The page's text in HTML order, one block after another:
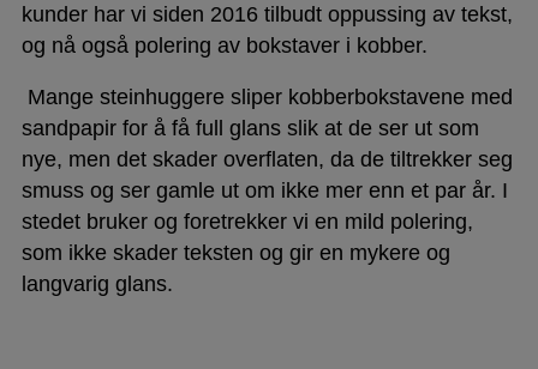
kunder har vi siden 2016 tilbudt oppussing av tekst,
og nå også polering av bokstaver i kobber.
Mange steinhuggere sliper kobberbokstavene med
sandpapir for å få full glans slik at de ser ut som
nye, men det skader overflaten, da de tiltrekker seg
smuss og ser gamle ut om ikke mer enn et par år. I
stedet bruker og foretrekker vi en mild polering,
som ikke skader teksten og gir en mykere og
langvarig glans.